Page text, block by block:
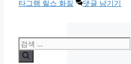
#릴스 고화질 설정 #인스타 릴스 고
화질 변경 #인스타 릴스 화질 #인스
타그램 릴스 고화질 #인스타그램 릴